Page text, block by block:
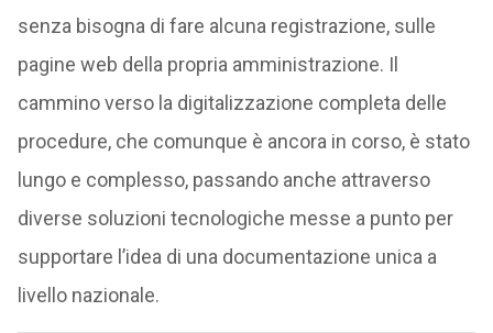
senza bisogna di fare alcuna registrazione, sulle
pagine web della propria amministrazione. Il
cammino verso la digitalizzazione completa delle
procedure, che comunque è ancora in corso, è stato
lungo e complesso, passando anche attraverso
diverse soluzioni tecnologiche messe a punto per
supportare l’idea di una documentazione unica a
livello nazionale.